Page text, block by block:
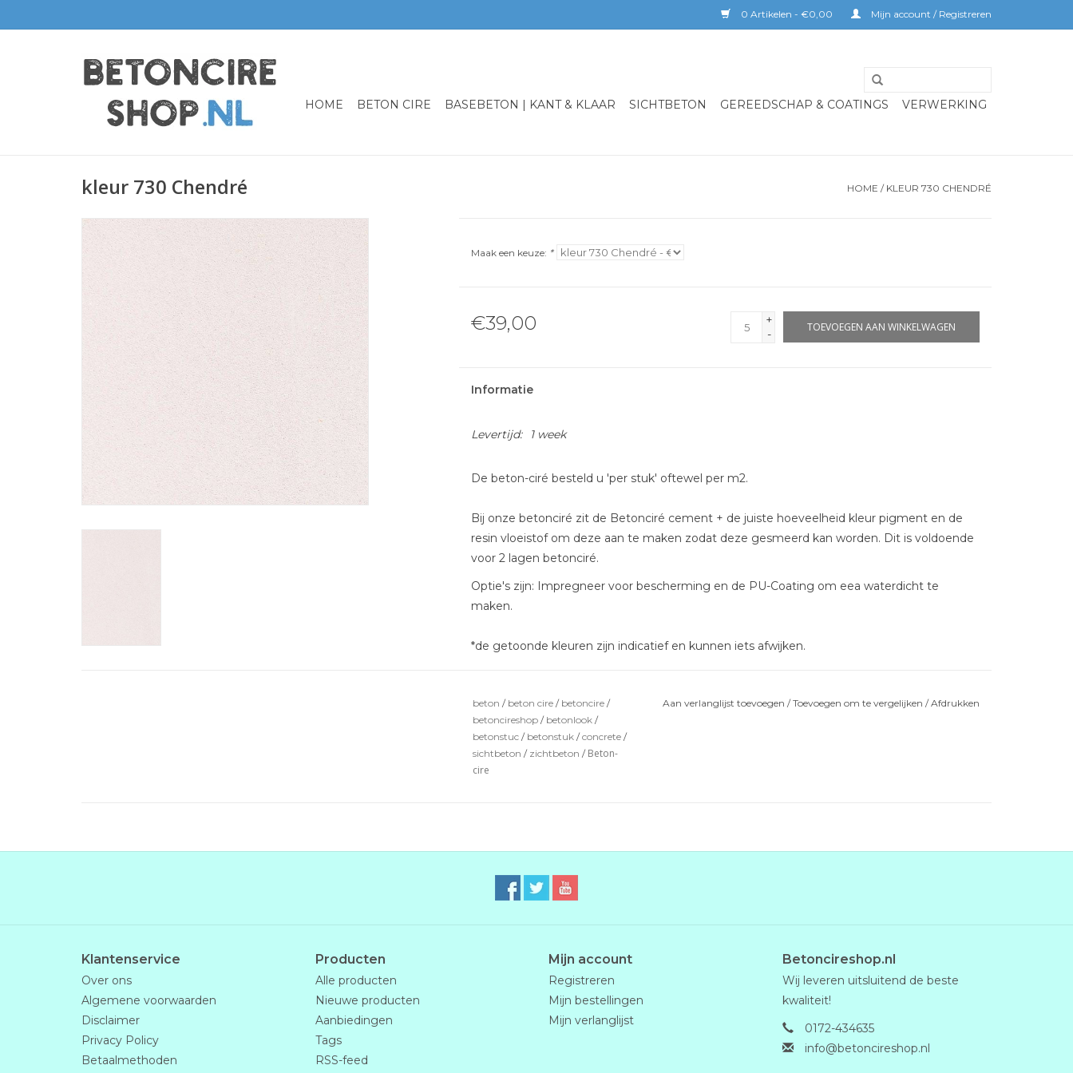
0 Artikelen - €0,00 Mijn account / Registreren
HOME BETON CIRE BASEBETON | KANT & KLAAR SICHTBETON GEREEDSCHAP & COATINGS VERWERKING
kleur 730 Chendré HOME / KLEUR 730 CHENDRÉ
Maak een keuze: *
€39,00
+
-
TOEVOEGEN AAN WINKELWAGEN
Informatie
Levertijd: 1 week
De beton-ciré besteld u 'per stuk' oftewel per m2.
Bij onze betonciré zit de Betonciré cement + de juiste hoeveelheid kleur pigment en de
resin vloeistof om deze aan te maken zodat deze gesmeerd kan worden. Dit is voldoende
voor 2 lagen betonciré.
Optie's zijn: Impregneer voor bescherming en de PU-Coating om eea waterdicht te
maken.
*de getoonde kleuren zijn indicatief en kunnen iets afwijken.
beton / beton cire / betoncire /
betoncireshop / betonlook /
betonstuc / betonstuk /concrete /
sichtbeton / zichtbeton / Beton-
cire
Aan verlanglijst toevoegen /Toevoegen om te vergelijken /Afdrukken
Klantenservice
Over ons
Algemene voorwaarden
Disclaimer
Privacy Policy
Betaalmethoden
Producten
Alle producten
Nieuwe producten
Aanbiedingen
Tags
RSS-feed
Mijn account
Registreren
Mijn bestellingen
Mijn verlanglijst
Betoncireshop.nl
Wij leveren uitsluitend de beste
kwaliteit!
0172-434635
info@betoncireshop.nl